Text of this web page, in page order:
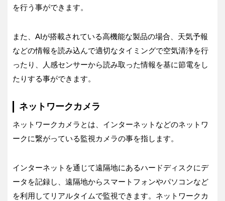
を行う事ができます。
また、AIが搭載されている高機能な製品の場合、天気予報
などの情報を読み込んで適切なタイミングで空気清浄を行
ったり、人感センサーから読み取った情報を基に節電をし
たりする事ができます。
ネットワークカメラ
ネットワークカメラとは、インターネットなどのネットワ
ークに繋がっている監視カメラの事を指します。
インターネットを通じて遠隔地にあるハードディスクにデ
ータを記録し、遠隔地からスマートフォンやパソコンなど
を利用してリアルタイムで監視できます。ネットワークカ